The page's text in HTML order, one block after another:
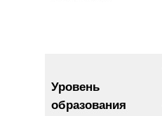
Уровень
образования